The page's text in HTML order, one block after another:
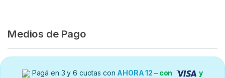
Medios de Pago
Pagá en 3 y 6 cuotas con AHORA 12 – con y